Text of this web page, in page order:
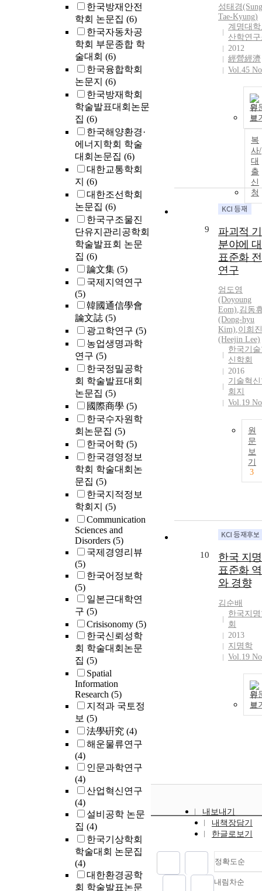
한국방재안전
학회 논문집 (6)
한국자동차공
학회 부문종합 학
술대회 (6)
한국융합학회
논문지 (6)
한국방재학회
학술발표대회논문
집 (6)
한국해양환경·
에너지학회 학술
대회논문집 (6)
대한교통학회
지 (6)
대한조선학회
논문집 (6)
한국구조물진
단유지관리공학회
학술발표회 논문
집 (6)
論文集 (5)
국제지역연구
(5)
韓國通信學會
論文誌 (5)
광고학연구 (5)
농업생명과학
연구 (5)
한국정밀공학
회 학술발표대회
논문집 (5)
國際商學 (5)
한국수자원학
회논문집 (5)
한국어학 (5)
한국경영정보
학회 학술대회논
문집 (5)
한국지적정보
학회지 (5)
Communication
Sciences and
Disorders (5)
국제경영리뷰
(5)
한국어정보학
(5)
일본근대학연
구 (5)
Crisisonomy (5)
한국신뢰성학
회 학술대회논문
집 (5)
Spatial
Information
Research (5)
지적과 국토정
보 (5)
法學硏究 (4)
해운물류연구
(4)
인문과학연구
(4)
산업혁신연구
(4)
설비공학 논문
집 (4)
한국기상학회
학술대회 논문집
(4)
대한환경공학
회 학술발표논문
성태경
Tae-Kyung)
계명대
산학연
2012
經營經濟
Vol.45
원
보
복
사/
대
출
신
청
9
파괴적
분야에
표준화
연구
엄도영
(Doyoung
Eom),김동
(Dong-hyu
Kim),이희진
(Heejin Lee)
한국기
신학회
2016
기술혁
회지
Vol.19
원
문
보
기
3
10
한국 지
표준화
와 경향
김순배
한국지
회
2013
지명학
Vol.19
원
보
내보내기
내책장담기
한글로보기
정확도순
정확
내림차순